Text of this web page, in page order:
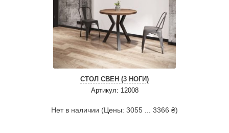
СТОЛ СВЕН (3 НОГИ)
Артикул: 12008
Нет в наличии (Цены: 3055 ... 3366 ₴)